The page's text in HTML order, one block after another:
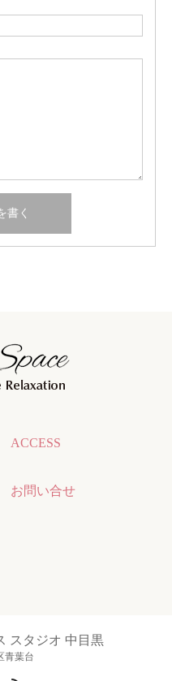
ACCESS
お問い合せ
スタジオ 中目黒
青葉台